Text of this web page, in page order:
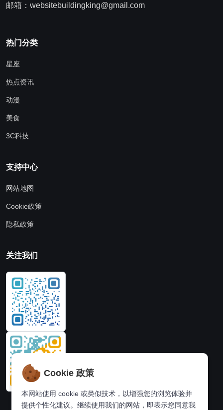
邮箱：websitebuildingking@gmail.com
热门分类
星座
热点资讯
动漫
美食
3C科技
支持中心
网站地图
Cookie政策
隐私政策
关注我们
Cookie 政策
本网站使用 cookie 或类似技术，以增强您的浏览体验并
提供个性化建议。继续使用我们的网站，即表示您同意我